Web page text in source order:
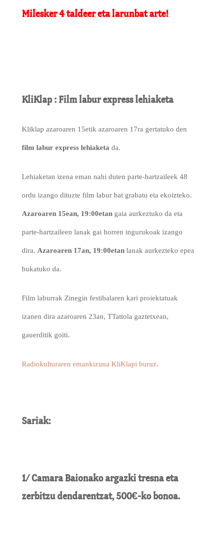
Milesker 4 taldeer eta larunbat arte!
KliKlap : Film labur express lehiaketa
Kliklap azaroaren 15etik azaroaren 17ra gertatuko den
film labur express lehiaketa da.
Lehiaketan izena eman nahi duten parte-hartzaileek 48
ordu izango dituzte film labur bat grabatu eta ekoizteko.
Azaroaren 15ean, 19:00etan gaia aurkeztuko da eta
parte-hartzaileen lanak gai horren ingurukoak izango
dira. Azaroaren 17an, 19:00etan lanak aurkezteko epea
bukatuko da.
Film laburrak Zinegin festibalaren kari proiektatuak
izanen dira azaroaren 23an, TTattola gaztetxean,
gauerditik goiti.
Radiokulturaren emankizuna KliKlapi buruz.
Sariak:
1/ Camara Baionako argazki tresna eta
zerbitzu dendarentzat, 500€-ko bonoa.